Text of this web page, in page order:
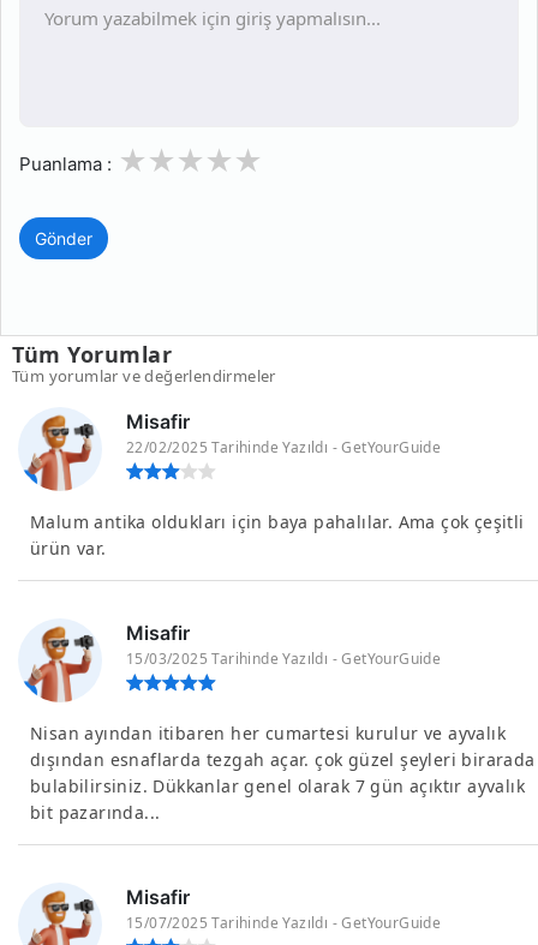
Puanlama : 3
2
1
Gönder
Tüm Yorumlar
Tüm yorumlar ve değerlendirmeler
Misafir
22/02/2025 Tarihinde Yazıldı - GetYourGuide
Malum antika oldukları için baya pahalılar. Ama çok çeşitli
ürün var.
Misafir
15/03/2025 Tarihinde Yazıldı - GetYourGuide
Nisan ayından itibaren her cumartesi kurulur ve ayvalık
dışından esnaflarda tezgah açar. çok güzel şeyleri birarada
bulabilirsiniz. Dükkanlar genel olarak 7 gün açıktır ayvalık
bit pazarında...
Misafir
15/07/2025 Tarihinde Yazıldı - GetYourGuide